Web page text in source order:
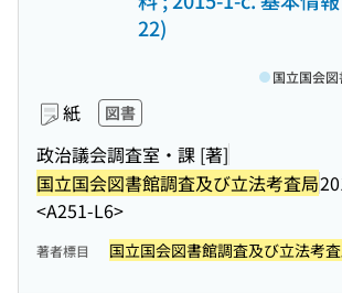
22)
紙 図書
政治議会調査室・課 [著]
国立国会図書館調査及び立法考査局
<A251-L6>
国立国会
著者標目 国立国会図書館調査及び立法考